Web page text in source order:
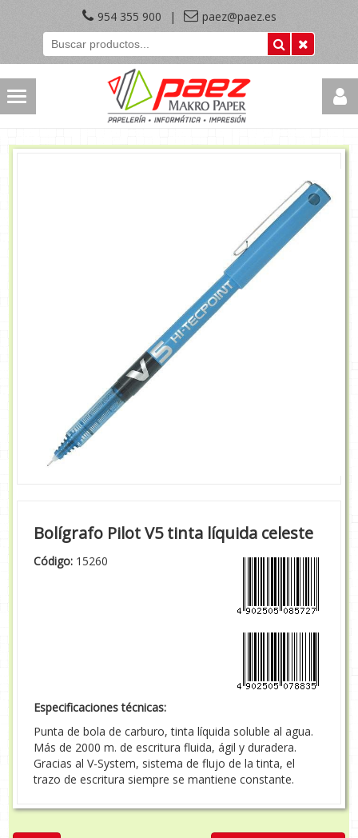
954 355 900 | paez@paez.es
Bolígrafo Pilot V5 tinta líquida celeste
Código: 15260
Especificaciones técnicas:
Punta de bola de carburo, tinta líquida soluble al agua.
Más de 2000 m. de escritura fluida, ágil y duradera.
Gracias al V-System, sistema de flujo de la tinta, el
trazo de escritura siempre se mantiene constante.